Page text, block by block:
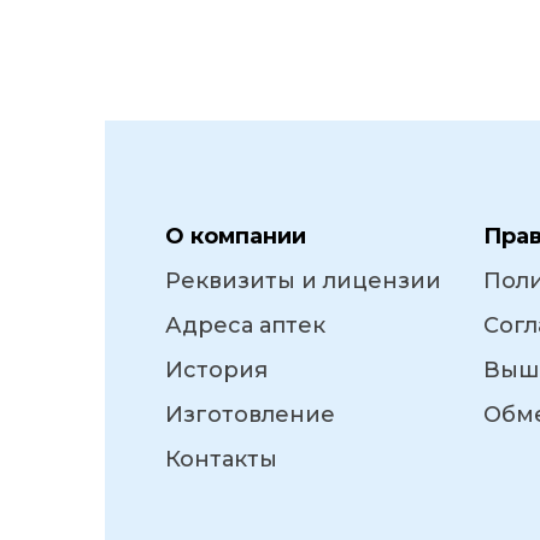
О компании
Реквизиты и лицензии
Адреса аптек
История
Изготовление
Контакты